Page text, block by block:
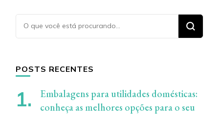
Procurando
algo?
POSTS RECENTES
Embalagens para utilidades domésticas:
conheça as melhores opções para o seu